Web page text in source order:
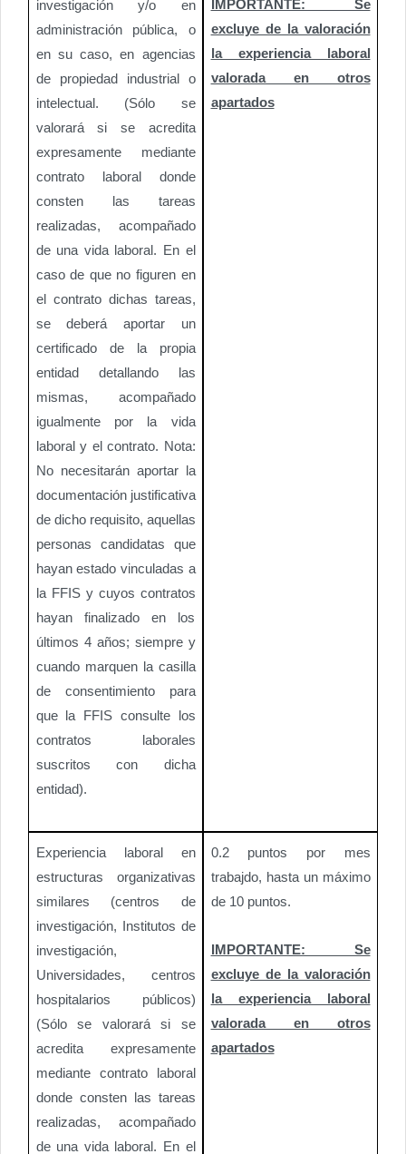
investigación y/o en
administración pública, o
en su caso, en agencias
de propiedad industrial o
intelectual. (Sólo se
valorará si se acredita
expresamente mediante
contrato laboral donde
consten las tareas
realizadas, acompañado
de una vida laboral. En el
caso de que no figuren en
el contrato dichas tareas,
se deberá aportar un
certificado de la propia
entidad detallando las
mismas, acompañado
igualmente por la vida
laboral y el contrato. Nota:
No necesitarán aportar la
documentación justificativa
de dicho requisito, aquellas
personas candidatas que
hayan estado vinculadas a
la FFIS y cuyos contratos
hayan finalizado en los
últimos 4 años; siempre y
cuando marquen la casilla
de consentimiento para
que la FFIS consulte los
contratos laborales
suscritos con dicha
entidad).
IMPORTANTE: Se
excluye de la valoración
la experiencia laboral
valorada en otros
apartados
Experiencia laboral en
estructuras organizativas
similares (centros de
investigación, Institutos de
investigación,
Universidades, centros
hospitalarios públicos)
(Sólo se valorará si se
acredita expresamente
mediante contrato laboral
donde consten las tareas
realizadas, acompañado
de una vida laboral. En el
0.2 puntos por mes
trabajdo, hasta un máximo
de 10 puntos.
IMPORTANTE: Se
excluye de la valoración
la experiencia laboral
valorada en otros
apartados